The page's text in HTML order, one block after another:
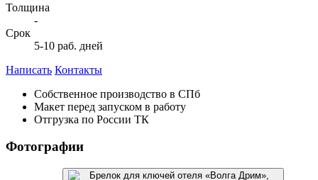
Толщина
-
Срок
5-10 раб. дней
Написать Контакты
Собственное производство в СПб
Макет перед запуском в работу
Отгрузка по России ТК
Фотографии